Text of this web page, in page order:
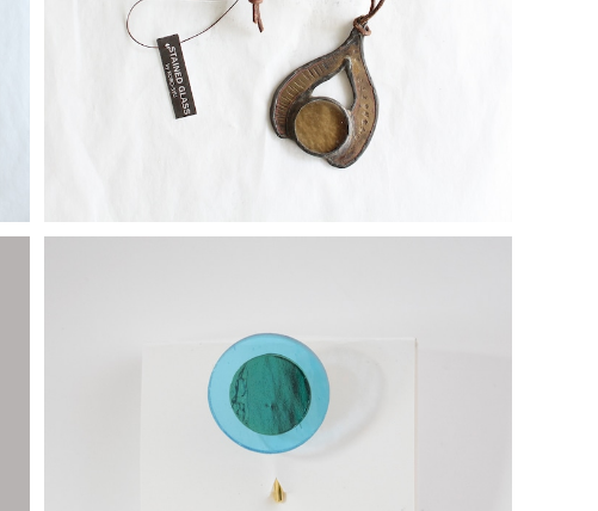
¥4,000
サジタリウス／長谷川昌彦【ポニーフック】
¥1,000